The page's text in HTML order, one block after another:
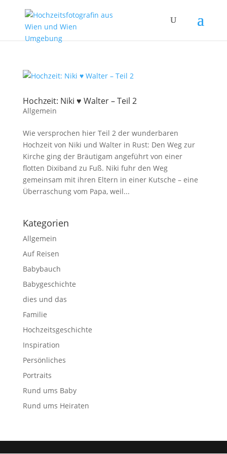
Hochzeit: Niki ♥ Walter – Teil 2
Allgemein
Wie versprochen hier Teil 2 der wunderbaren
Hochzeit von Niki und Walter in Rust: Den Weg zur
Kirche ging der Bräutigam angeführt von einer
flotten Dixiband zu Fuß. Niki fuhr den Weg
gemeinsam mit ihren Eltern in einer Kutsche – eine
Überraschung vom Papa, weil...
Kategorien
Allgemein
Auf Reisen
Babybauch
Babygeschichte
dies und das
Familie
Hochzeitsgeschichte
Inspiration
Persönliches
Portraits
Rund ums Baby
Rund ums Heiraten